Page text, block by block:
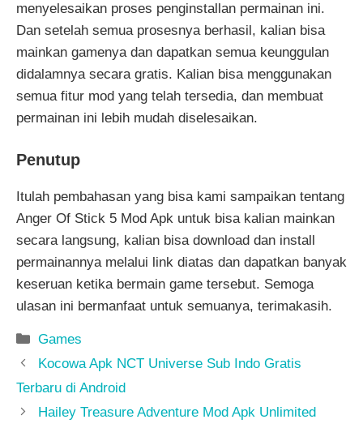
menyelesaikan proses penginstallan permainan ini.
Dan setelah semua prosesnya berhasil, kalian bisa
mainkan gamenya dan dapatkan semua keunggulan
didalamnya secara gratis. Kalian bisa menggunakan
semua fitur mod yang telah tersedia, dan membuat
permainan ini lebih mudah diselesaikan.
Penutup
Itulah pembahasan yang bisa kami sampaikan tentang
Anger Of Stick 5 Mod Apk untuk bisa kalian mainkan
secara langsung, kalian bisa download dan install
permainannya melalui link diatas dan dapatkan banyak
keseruan ketika bermain game tersebut. Semoga
ulasan ini bermanfaat untuk semuanya, terimakasih.
Kategori
Games
Kocowa Apk NCT Universe Sub Indo Gratis
Terbaru di Android
Hailey Treasure Adventure Mod Apk Unlimited